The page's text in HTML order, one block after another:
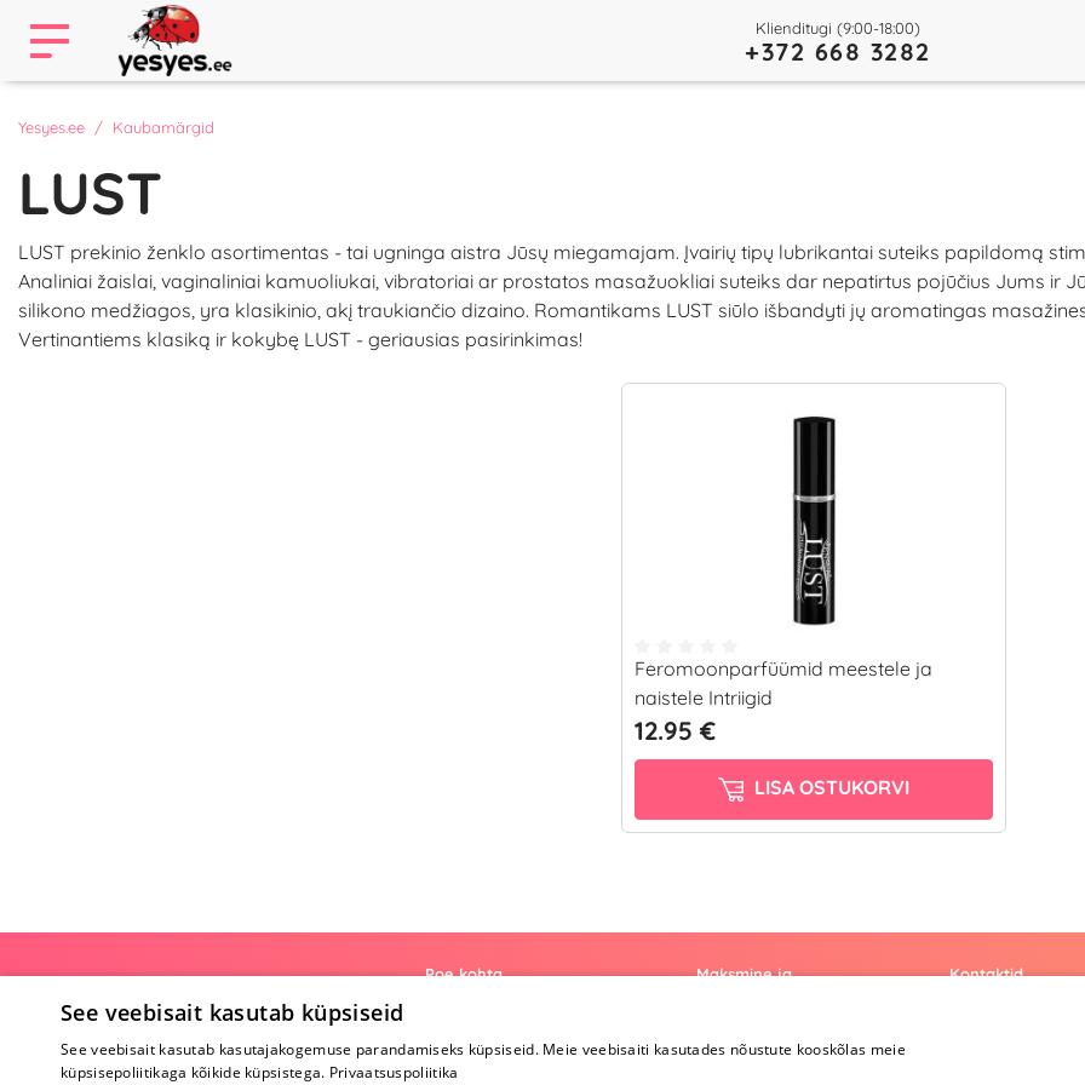
Klienditugi (9:00-18:00)
+372 668 3282
Yesyes.ee Kaubamärgid
LUST
LUST prekinio ženklo asortimentas - tai ugninga aistra Jūsų miegamajam. Įvairių tipų lubrikantai suteiks papildomą
Analiniai žaislai, vaginaliniai kamuoliukai, vibratoriai ar prostatos masažuokliai suteiks dar nepatirtus pojūčius Jums ir
silikono medžiagos, yra klasikinio, akį traukiančio dizaino. Romantikams LUST siūlo išbandyti jų aromatingas
Vertinantiems klasiką ir kokybę LUST - geriausias pasirinkimas!
Feromoonparfüümid meestele ja
naistele Intriigid
12.95 €
LISA OSTUKORVI
Poe kohta
Koostöö
Tagasiside
Maksmine ja
Maksmine ja
Kontaktid
See veebisait kasutab küpsiseid
See veebisait kasutab kasutajakogemuse parandamiseks küpsiseid. Meie veebisaiti kasutades nõustute kooskõlas meie
küpsisepoliitikaga kõikide küpsistega. Privaatsuspoliitika